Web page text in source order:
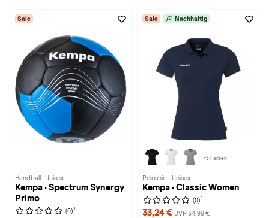
Sale
Handball · Unisex
Kempa · Spectrum Synergy
Primo
(0) 1
Sale Nachhaltig
+5 Farben
Poloshirt · Unisex
Kempa · Classic Women
(0) 1
33,24 € UVP 34,99 €